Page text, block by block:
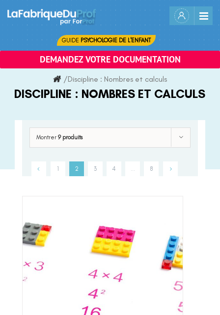
content
GUIDE PSYCHOLOGIE DE L'ENFANT
DEMANDEZ VOTRE DOCUMENTATION
/Discipline : Nombres et calculs
DISCIPLINE : NOMBRES ET CALCULS
Montrer 9 produits
1 2 3 4 8